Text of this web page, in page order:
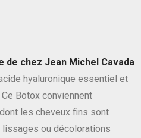
de chez Jean Michel Cavada
hyaluronique essentiel et
Botox conviennent
les cheveux fins sont
ou décolorations